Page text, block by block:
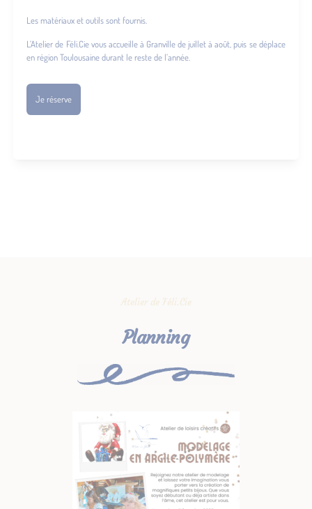
Les matériaux et outils sont fournis.
L’Atelier de Féli.Cie vous accueille à Granville de juillet à août, puis se déplace
en région Toulousaine durant le reste de l’année.
Je réserve
Atelier de Féli.Cie
Planning